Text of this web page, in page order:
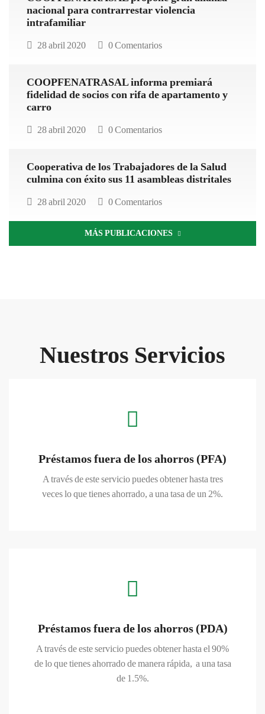
nacional para contrarrestar violencia
intrafamiliar
28 abril 2020 0 Comentarios
COOPFENATRASAL informa premiará
fidelidad de socios con rifa de apartamento y
carro
28 abril 2020 0 Comentarios
Cooperativa de los Trabajadores de la Salud
culmina con éxito sus 11 asambleas distritales
28 abril 2020 0 Comentarios
MÁS PUBLICACIONES
Nuestros Servicios
Préstamos fuera de los ahorros (PFA)
A través de este servicio puedes obtener hasta tres
veces lo que tienes ahorrado, a una tasa de un 2%.
CONOCER MAS
Préstamos fuera de los ahorros (PDA)
A través de este servicio puedes obtener hasta el 90%
de lo que tienes ahorrado de manera rápida, a una tasa
de 1.5%.